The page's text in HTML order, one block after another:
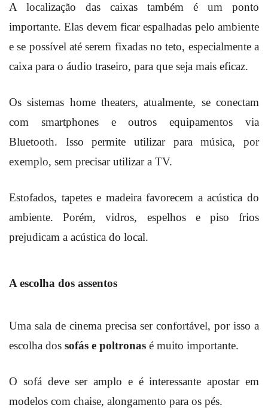
A localização das caixas também é um ponto
importante. Elas devem ficar espalhadas pelo ambiente
e se possível até serem fixadas no teto, especialmente a
caixa para o áudio traseiro, para que seja mais eficaz.
Os sistemas home theaters, atualmente, se conectam
com smartphones e outros equipamentos via
Bluetooth. Isso permite utilizar para música, por
exemplo, sem precisar utilizar a TV.
Estofados, tapetes e madeira favorecem a acústica do
ambiente. Porém, vidros, espelhos e piso frios
prejudicam a acústica do local.
A escolha dos assentos
Uma sala de cinema precisa ser confortável, por isso a
escolha dos sofás e poltronas é muito importante.
O sofá deve ser amplo e é interessante apostar em
modelos com chaise, alongamento para os pés.